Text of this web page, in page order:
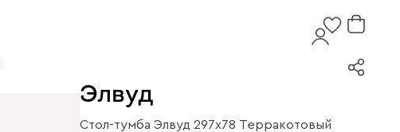
Элвуд
Стол-тумба Элвуд 297x78 Терракотовый